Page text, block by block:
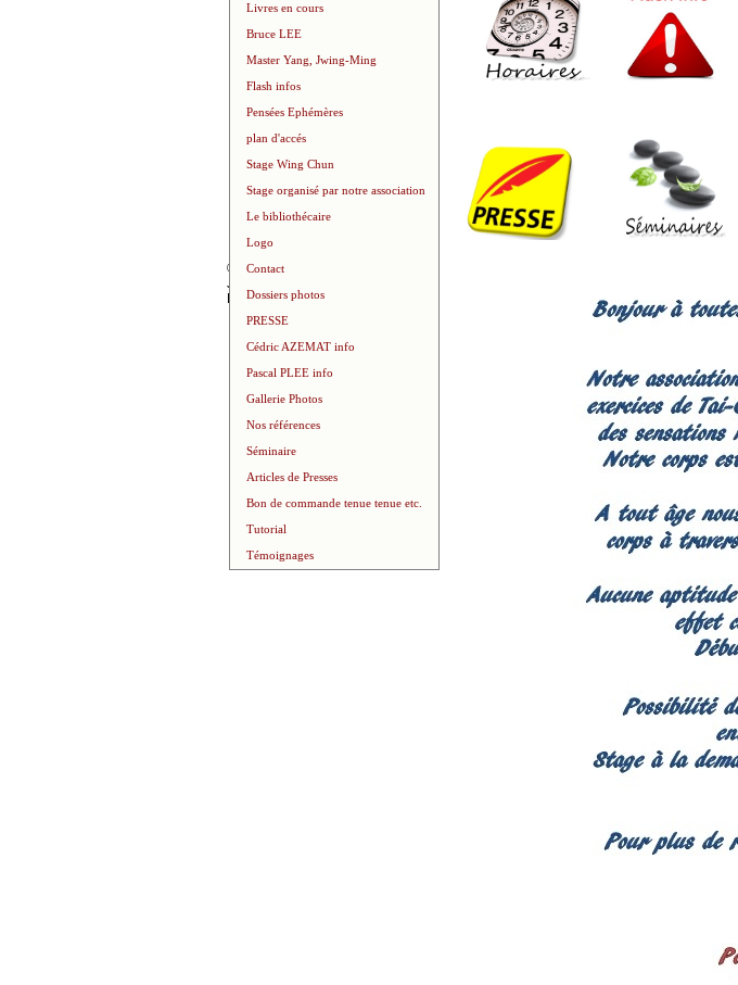
©
2026
J-luc
FERRER
Livres en cours
Bruce LEE
Master Yang, Jwing-Ming
Flash infos
Pensées Ephémères
plan d'accés
Stage Wing Chun
Stage organisé par notre association
Le bibliothécaire
Logo
Contact
Dossiers photos
PRESSE
Cédric AZEMAT info
Pascal PLEE info
Gallerie Photos
Nos références
Séminaire
Articles de Presses
Bon de commande tenue tenue etc.
Tutorial
Témoignages